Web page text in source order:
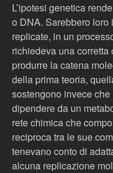
L’ipotesi genetica
o DNA. Sarebbero
replicate, in un
richiedeva una
produrre la catena
della prima teoria,
sostengono invece
dipendere da un
rete chimica che
reciproca tra le sue
tenevano conto di
alcuna replicazione